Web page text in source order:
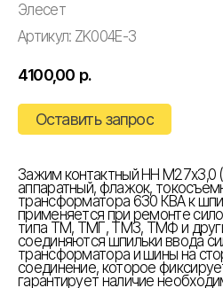
Элесет
Артикул: ZK004E-3
4100,00 р.
Оставить запрос
Зажим контактный НН М27х3,0
аппаратный, флажок,
трансформатора 630 КВА к
применяется при ремонте
типа ТМ, ТМГ, ТМЗ, ТМФ и
соединяются шпильки ввода
трансформатора и шины на
соединение, которое
гарантирует наличие